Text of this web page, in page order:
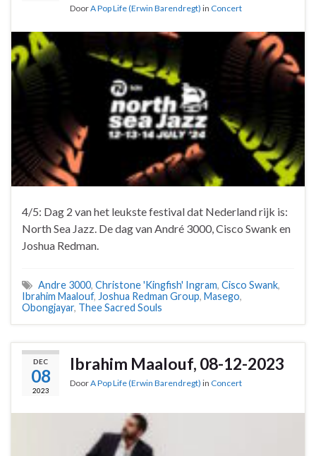
DoorA Pop Life (Erwin Barendregt) in Concert
4/5: Dag 2 van het leukste festival dat Nederland rijk is:
North Sea Jazz. De dag van André 3000, Cisco Swank en
Joshua Redman.
Andre 3000, Christone 'Kingfish' Ingram, Cisco Swank,
Ibrahim Maalouf, Joshua Redman Group, Masego,
Obongjayar, Thee Sacred Souls
DEC
08
2023
Ibrahim Maalouf, 08-12-2023
DoorA Pop Life (Erwin Barendregt) in Concert